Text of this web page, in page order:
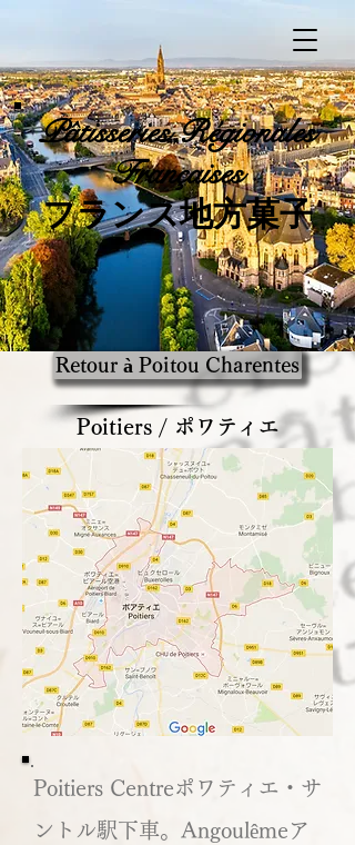
PâtisseriesRégionales
Françaises
​フランス地方菓子
Retour à Poitou Charentes
Poitiers / ポワティエ
Poitiers Centreポワティエ・サ
ントル駅下車。Angoulêmeア